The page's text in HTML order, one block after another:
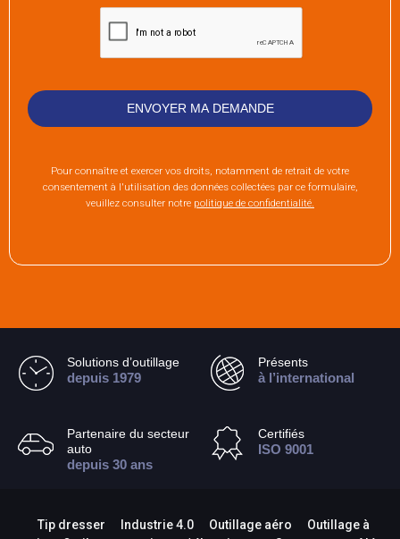
Pour connaître et exercer vos droits, notamment de retrait de votre
consentement à l'utilisation des données collectées par ce formulaire,
veuillez consulter notre politique de confidentialité.
Solutions d’outillage
depuis 1979
Présents
à l’international
Partenaire du secteur
auto
depuis 30 ans
Certifiés
ISO 9001
Tip dresser Industrie 4.0 Outillage aéro
Outillage à